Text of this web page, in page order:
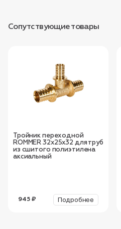
Сопутствующие товары
Тройник переходной
ROMMER 32x25x32 для труб
из сшитого полиэтилена
аксиальный
945 ₽ Подробнее